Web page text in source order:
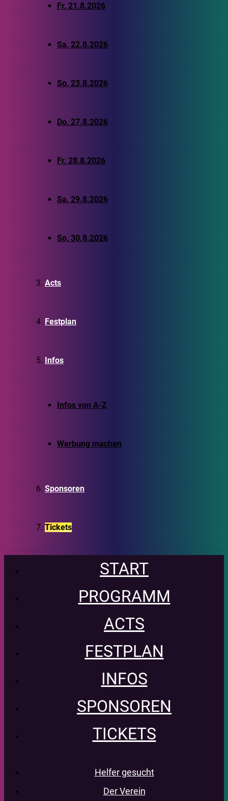
Fr, 21.8.2026
Sa, 22.8.2026
So, 23.8.2026
Do, 27.8.2026
Fr, 28.8.2026
Sa, 29.8.2026
So, 30.8.2026
Acts
Festplan
Infos
Infos von A-Z
Werbung machen
Sponsoren
Tickets
START
PROGRAMM
ACTS
FESTPLAN
INFOS
SPONSOREN
TICKETS
Helfer gesucht
Der Verein